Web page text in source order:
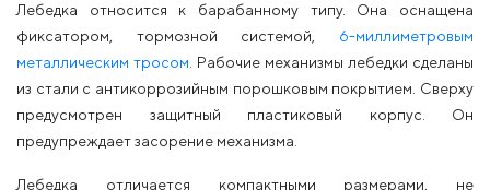
Лебедка относится к барабанному типу. Она оснащена
фиксатором, тормозной системой, 6-миллиметровым
металлическим тросом . Рабочие механизмы лебедки сделаны
из стали с антикоррозийным порошковым покрытием. Сверху
предусмотрен защитный пластиковый корпус. Он
предупреждает засорение механизма.
Лебедка отличается компактными размерами, не